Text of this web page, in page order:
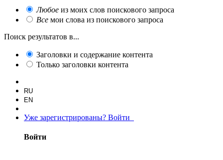
Любое из моих слов поискового запроса
Все мои слова из поискового запроса
Поиск результатов в...
Заголовки и содержание контента
Только заголовки контента
RU
EN
Уже зарегистрированы? Войти
Войти